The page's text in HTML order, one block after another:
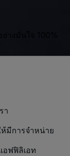
งมั่นใจ 100%
า
ห้มีการจำหน่าย
อฟฟิลิเอท